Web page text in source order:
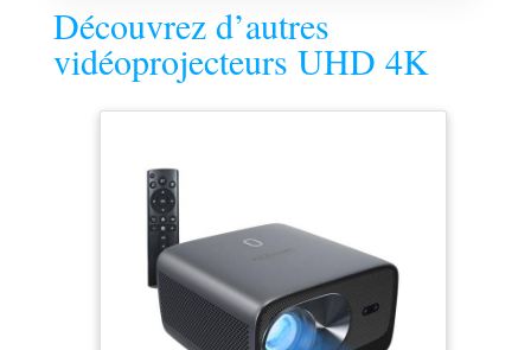
Découvrez d’autres
vidéoprojecteurs UHD 4K